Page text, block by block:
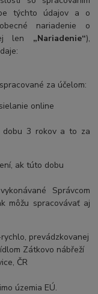
týchto údajov a o
nariadenie o
len „Nariadenie“),
za účelom:
online
dobu3 rokov a to za
ak túto dobu
Správcom
môžu spracovávať aj
prevádzkovanej
Zátkovo nábřeží
ČR
územia EÚ.